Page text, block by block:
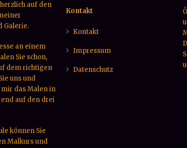
auf den
Galerie.
an einem
Sie schon,
dem richtigen
uns und
das Malen in
auf den drei
können Sie
Malkurs und
Kontakt
Kontakt
Impressum
Datenschutz